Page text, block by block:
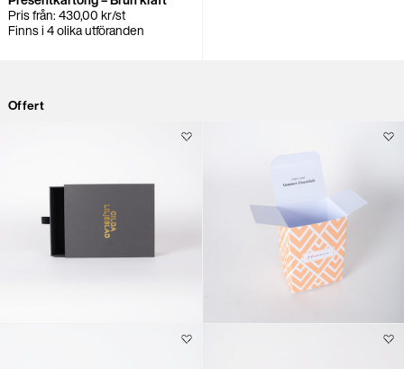
Pris från:430,00kr/st
Finns i 4 olika utföranden
Offert